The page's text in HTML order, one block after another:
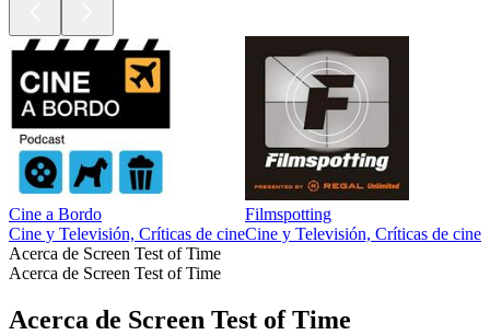
Cine a Bordo
Cine y Televisión, Críticas de cine
Filmspotting
Cine y Televisión, Críticas de cine
Acerca de Screen Test of Time
Acerca de Screen Test of Time
Acerca de Screen Test of Time